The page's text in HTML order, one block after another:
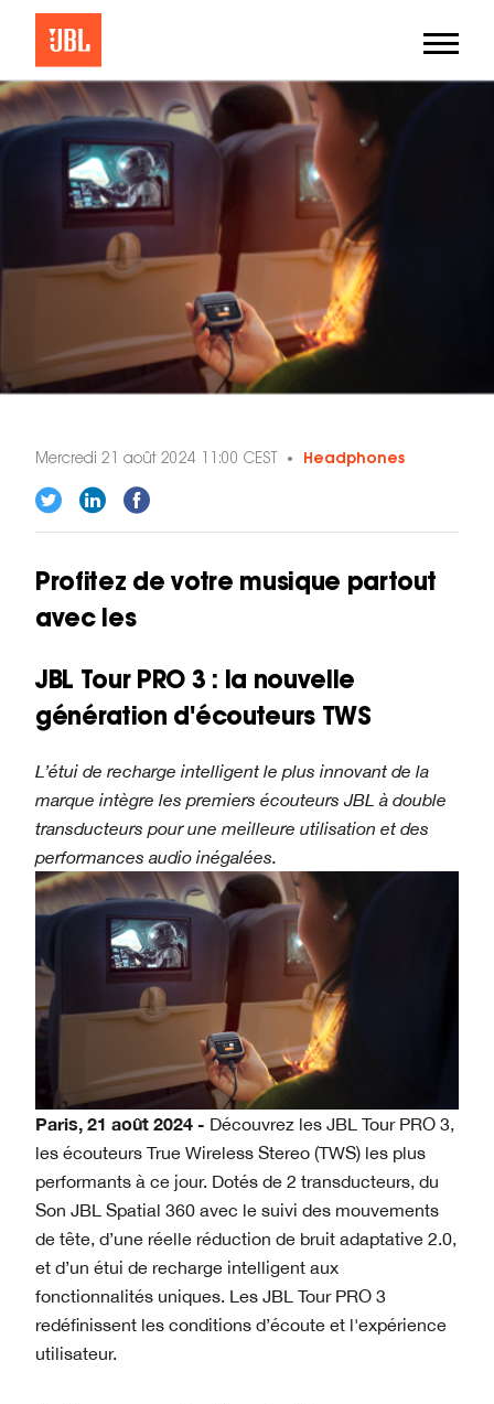
Mercredi 21 août 2024 11:00 CEST Headphones
Profitez de votre musique partout
avec les
JBL Tour PRO 3 : la nouvelle
génération d'écouteurs TWS
L’étui de recharge intelligent le plus innovant de la
marque intègre les premiers écouteurs JBL à double
transducteurs pour une meilleure utilisation et des
performances audio inégalées.
Paris, 21 août 2024 - Découvrez les JBL Tour PRO 3,
les écouteurs True Wireless Stereo (TWS) les plus
performants à ce jour. Dotés de 2 transducteurs, du
Son JBL Spatial 360 avec le suivi des mouvements
de tête, d’une réelle réduction de bruit adaptative 2.0,
et d’un étui de recharge intelligent aux
fonctionnalités uniques. Les JBL Tour PRO 3
redéfinissent les conditions d’écoute et l'expérience
utilisateur.